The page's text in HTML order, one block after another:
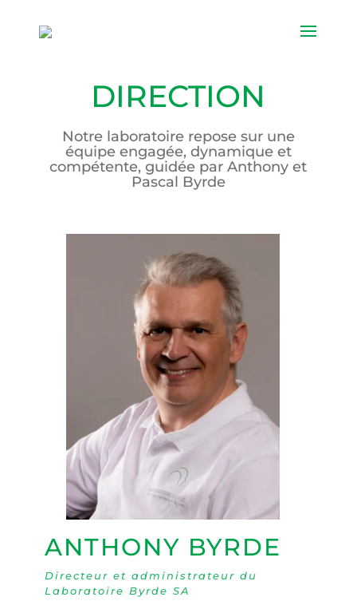
DIRECTION
Notre laboratoire repose sur une
équipe engagée, dynamique et
compétente, guidée par Anthony et
Pascal Byrde
ANTHONY BYRDE
Directeur et administrateur du
Laboratoire Byrde SA